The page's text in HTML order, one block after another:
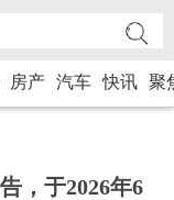
房产 汽车 快讯 聚
，于2026年6